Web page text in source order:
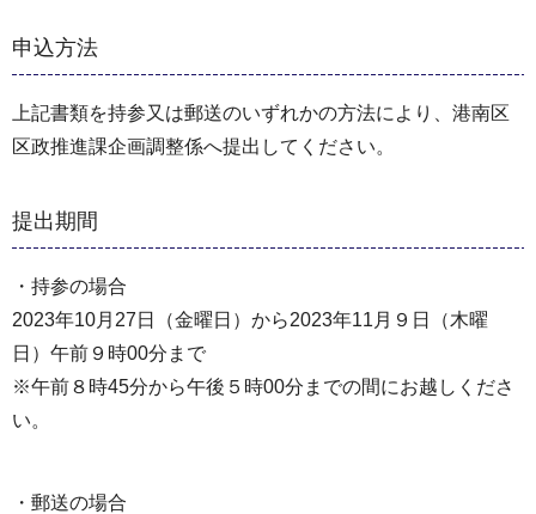
申込方法
上記書類を持参又は郵送のいずれかの方法により、港南区
区政推進課企画調整係へ提出してください。
提出期間
・持参の場合
2023年10月27日（金曜日）から2023年11月９日（木曜
日）午前９時00分まで
※午前８時45分から午後５時00分までの間にお越しくださ
い。
・郵送の場合